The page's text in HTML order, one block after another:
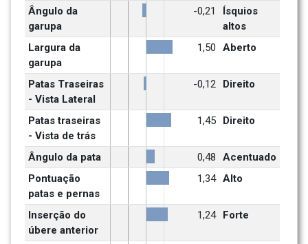
Ângulo da
garupa
-0,21
Ísquios
altos
Largura da
garupa
1,50 Aberto
Patas Traseiras
- Vista Lateral
-0,12 Direito
Patas traseiras
- Vista de trás
1,45 Direito
Ângulo da pata 0,48
Acentuado
Pontuação
patas e pernas
1,34 Alto
Inserção do
úbere anterior
1,24 Forte